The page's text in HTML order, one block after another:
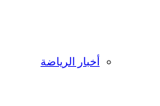
أخبار الرياضة